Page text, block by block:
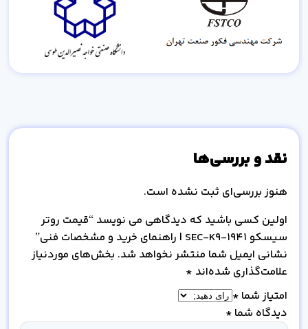
نقد و بررسی‌ها
هنوز بررسی‌ای ثبت نشده است.
اولین کسی باشید که دیدگاهی می نویسد “قیمت روتر
سیسکو 1941-SEC-K9 | راهنمای خرید و مشخصات فنی”
نشانی ایمیل شما منتشر نخواهد شد. بخش‌های موردنیاز
علامت‌گذاری شده‌اند *
امتیاز شما *
دیدگاه شما *